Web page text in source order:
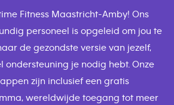
Fitness Maastricht-Amby! Ons
personeel is opgeleid om jou te
de gezondste versie van jezelf,
ondersteuning je nodig hebt. Onze
zijn inclusief een gratis
wereldwijde toegang tot meer